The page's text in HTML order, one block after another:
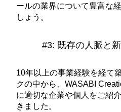
ールの業界について豊富な
しょう。
#3: 既存の人脈と
10年以上の事業経験を経て
クの中から、WASABI
に適切な企業や個人をご紹
きました。